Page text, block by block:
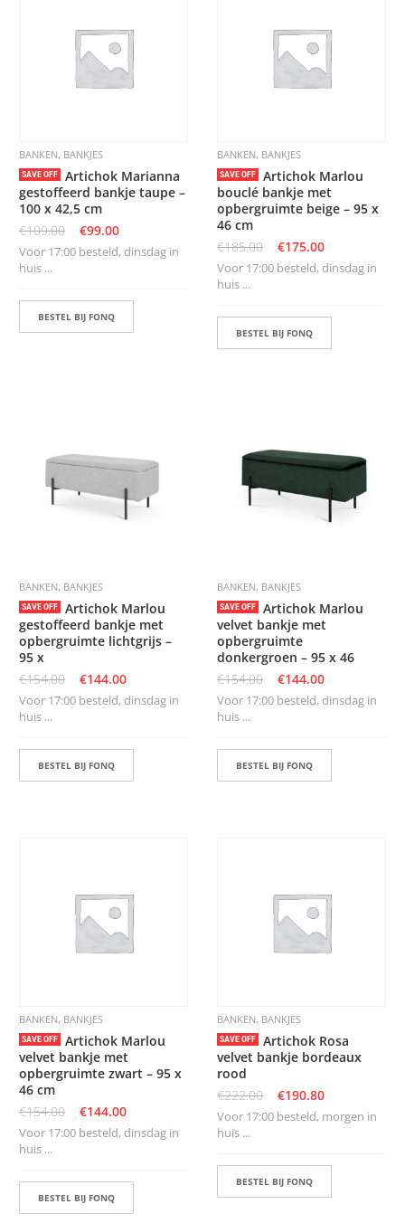
N
S
O
E
T
BANKEN, BANKJES
SAVE OFF
Artichok Marianna
gestoffeerd bankje taupe –
100 x 42,5 cm
€109.00 €99.00
Voor 17:00 besteld, dinsdag in
huis ...
BESTEL BIJ FONQ
BANKEN, BANKJES
SAVE OFF
Artichok Marlou
bouclé bankje met
opbergruimte beige – 95 x
46 cm
€185.00 €175.00
Voor 17:00 besteld, dinsdag in
huis ...
BESTEL BIJ FONQ
BANKEN, BANKJES
SAVE OFF
Artichok Marlou
gestoffeerd bankje met
opbergruimte lichtgrijs –
95 x
€154.00 €144.00
Voor 17:00 besteld, dinsdag in
huis ...
BESTEL BIJ FONQ
BANKEN, BANKJES
SAVE OFF
Artichok Marlou
velvet bankje met
opbergruimte
donkergroen – 95 x 46
€154.00 €144.00
Voor 17:00 besteld, dinsdag in
huis ...
BESTEL BIJ FONQ
BANKEN, BANKJES
SAVE OFF
Artichok Marlou
velvet bankje met
opbergruimte zwart – 95 x
46 cm
€154.00 €144.00
Voor 17:00 besteld, dinsdag in
huis ...
BESTEL BIJ FONQ
BANKEN, BANKJES
SAVE OFF
Artichok Rosa
velvet bankje bordeaux
rood
€222.00 €190.80
Voor 17:00 besteld, morgen in
huis ...
BESTEL BIJ FONQ